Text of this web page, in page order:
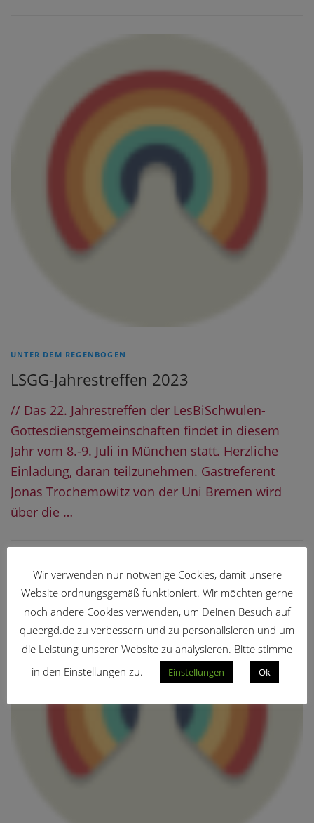
UNTER DEM REGENBOGEN
LSGG-Jahrestreffen 2023
// Das 22. Jahrestreffen der LesBiSchwulen-
Gottesdienstgemeinschaften findet in diesem
Jahr vom 8.-9. Juli in München statt. Herzliche
Einladung, daran teilzunehmen. Gastreferent
Jonas Trochemowitz von der Uni Bremen wird
über die …
Wir verwenden nur notwenige Cookies, damit unsere
Website ordnungsgemäß funktioniert. Wir möchten gerne
noch andere Cookies verwenden, um Deinen Besuch auf
queergd.de zu verbessern und zu personalisieren und um
die Leistung unserer Website zu analysieren. Bitte stimme
in den Einstellungen zu.
Einstellungen Ok